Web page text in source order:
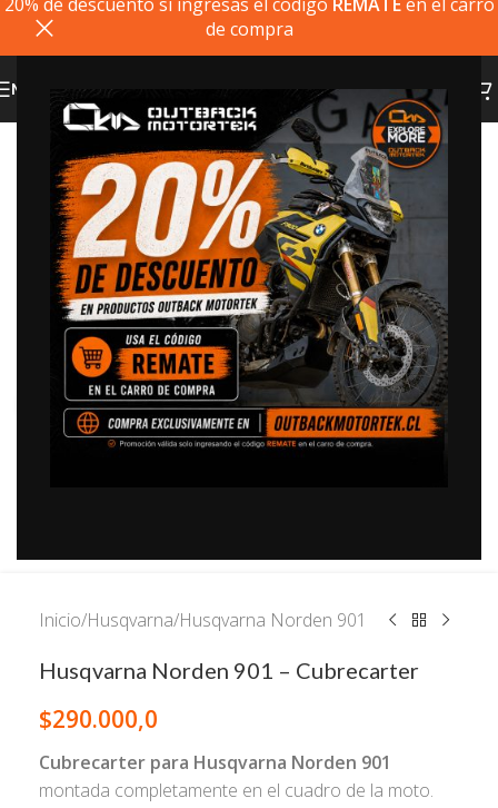
de compra
MENU
20% dto. codigo
REMATE
Click to enlarge
Inicio/Husqvarna/Husqvarna Norden 901
Husqvarna Norden 901 – Cubrecarter
$290.000,0
Cubrecarter para Husqvarna Norden 901
montada completamente en el cuadro de la moto.